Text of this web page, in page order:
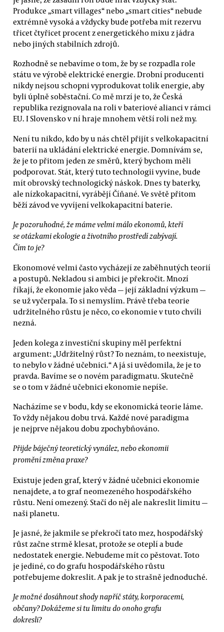
Produkce „smart villages“ nebo „smart cities“ nebude
extrémně vysoká a vždycky bude potřeba mít rezervu
třicet čtyřicet procent z energetického mixu z jádra
nebo jiných stabilních zdrojů.
Rozhodně se nebavíme o tom, že by se rozpadla role
státu ve výrobě elektrické energie. Drobní producenti
nikdy nejsou schopni vyprodukovat tolik energie, aby
byli úplně soběstační. Co mě mrzí je to, že Česká
republika rezignovala na roli v bateriové alianci v rámci
EU. I Slovensko v ní hraje mnohem větší roli než my.
Není tu nikdo, kdo by u nás chtěl přijít s velkokapacitní
baterií na ukládání elektrické energie. Domnívám se,
že je to přitom jeden ze směrů, který bychom měli
podporovat. Stát, který tuto technologii vyvine, bude
mít obrovský technologický náskok. Dnes ty baterky,
ale nízkokapacitní, vyrábějí Číňané. Ve světě přitom
běží závod ve vyvíjení velkokapacitní baterie.
Je pozoruhodné, že máme velmi málo ekonomů, kteří
se otázkami ekologie a životního prostředí zabývají.
Čím to je?
Ekonomové velmi často vycházejí ze zaběhnutých teorií
a postupů. Nekladou si ambici je překročit. Mnozí
říkají, že ekonomie jako věda — její základní výzkum —
se už vyčerpala. To si nemyslím. Právě třeba teorie
udržitelného růstu je něco, co ekonomie v tuto chvíli
nezná.
Jeden kolega z investiční skupiny měl perfektní
argument: „Udržitelný růst? To neznám, to neexistuje,
to nebylo v žádné učebnici.“ A já si uvědomila, že je to
pravda. Bavíme se o novém paradigmatu. Skutečně
se o tom v žádné učebnici ekonomie nepíše.
Nacházíme se v bodu, kdy se ekonomická teorie láme.
To vždy nějakou dobu trvá. Každé nové paradigma
je nejprve nějakou dobu zpochybňováno.
Přijde báječný teoretický vynález, nebo ekonomii
promění změna praxe?
Existuje jeden graf, který v žádné učebnici ekonomie
nenajdete, a to graf neomezeného hospodářského
růstu. Není omezený. Stačí do něj ale nakreslit limitu —
naši planetu.
Je jasné, že jakmile se překročí tato mez, hospodářský
růst začne strmě klesat, protože se oteplí a bude
nedostatek energie. Nebudeme mít co pěstovat. Toto
je jediné, co do grafu hospodářského růstu
potřebujeme dokreslit. A pak je to strašně jednoduché.
Je možné dosáhnout shody napříč státy, korporacemi,
občany? Dokážeme si tu limitu do onoho grafu
dokresli?